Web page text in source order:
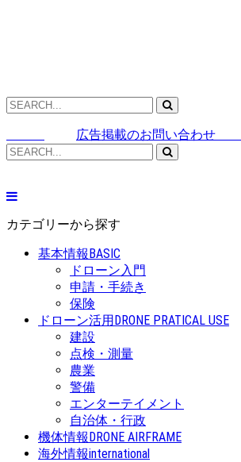
広告掲載のお問い合わせ
カテゴリーから探す
基本情報BASIC
ドローン入門
申請・手続き
保険
ドローン活用DRONE PRATICAL USE
建設
点検・測量
農業
警備
エンターテイメント
自治体・行政
機体情報DRONE AIRFRAME
海外情報international